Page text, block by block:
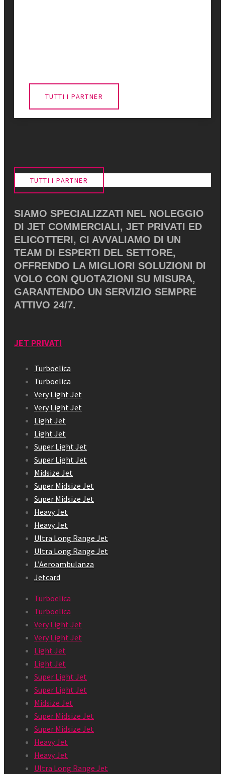
TUTTI I PARTNER
TUTTI I PARTNER
SIAMO SPECIALIZZATI NEL NOLEGGIO
DI JET COMMERCIALI, JET PRIVATI ​​ED
ELICOTTERI, CI AVVALIAMO DI UN
TEAM DI ESPERTI DEL SETTORE,
OFFRENDO LA MIGLIORI SOLUZIONI DI
VOLO CON QUOTAZIONI SU MISURA,
GARANTENDO UN SERVIZIO SEMPRE
ATTIVO 24/7.
JET PRIVATI
Turboelica
Turboelica
Very Light Jet
Very Light Jet
Light Jet
Light Jet
Super Light Jet
Super Light Jet
Midsize Jet
Super Midsize Jet
Super Midsize Jet
Heavy Jet
Heavy Jet
Ultra Long Range Jet
Ultra Long Range Jet
L’Aeroambulanza
Jetcard
Turboelica
Turboelica
Very Light Jet
Very Light Jet
Light Jet
Light Jet
Super Light Jet
Super Light Jet
Midsize Jet
Super Midsize Jet
Super Midsize Jet
Heavy Jet
Heavy Jet
Ultra Long Range Jet